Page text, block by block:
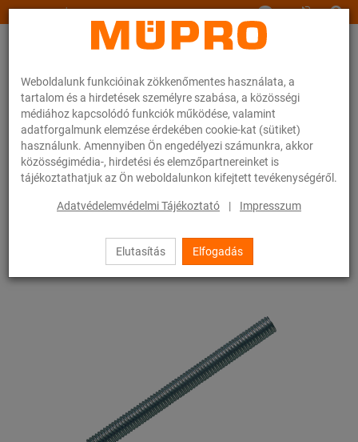
Weboldalunk funkcióinak zökkenőmentes használata, a
tartalom és a hirdetések személyre szabása, a közösségi
médiához kapcsolódó funkciók működése, valamint
adatforgalmunk elemzése érdekében cookie-kat (sütiket)
használunk. Amennyiben Ön engedélyezi számunkra, akkor
közösségimédia-, hirdetési és elemzőpartnereinket is
tájékoztathatjuk az Ön weboldalunkon kifejtett tevékenységéről.
Adatvédelemvédelmi Tájékoztató | Impresszum
Elutasítás Elfogadás
www.muepro.hu
Webáruhàz Rögzítéstechnika Szerelési anyagok Menetes stiftek
23 / 83